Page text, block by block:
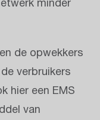
minder
de opwekkers
verbruikers
hier een EMS
van